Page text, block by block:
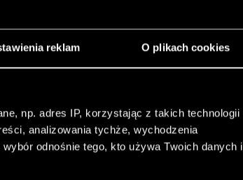
reklam O plikach cookies
np. adres IP, korzystając z takich technologii
analizowania tychże, wychodzenia
odnośnie tego, kto używa Twoich danych i